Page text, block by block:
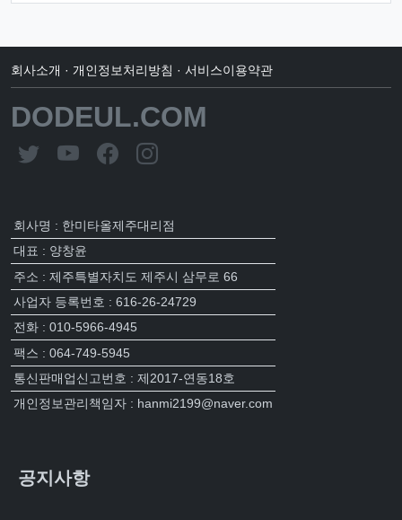
회사소개 · 개인정보처리방침 · 서비스이용약관
DODEUL.COM
회사명 : 한미타올제주대리점
대표 : 양창윤
주소 : 제주특별자치도 제주시 삼무로 66
사업자 등록번호 : 616-26-24729
전화 : 010-5966-4945
팩스 : 064-749-5945
통신판매업신고번호 : 제2017-연동18호
개인정보관리책임자 : hanmi2199@naver.com
공지사항